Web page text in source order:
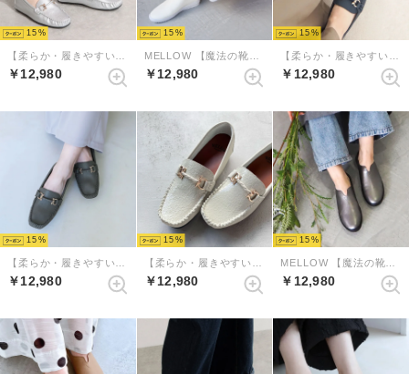
15
￥12,980
15
￥12,980
15
￥12,980
15
￥12,980
15
￥12,980
15
￥12,980